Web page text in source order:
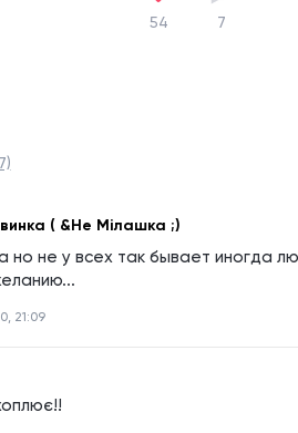
54 7
( &Не Мілашка ;)
но не у всех так бывает иногда
21:09